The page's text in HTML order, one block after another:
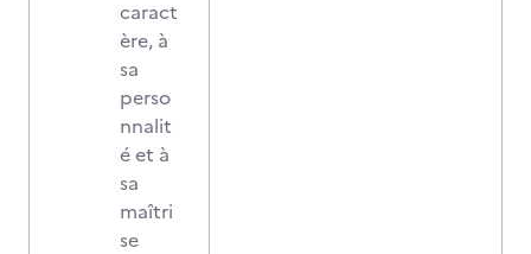
caract
ère, à
sa
perso
nnalit
é et à
sa
maîtri
se